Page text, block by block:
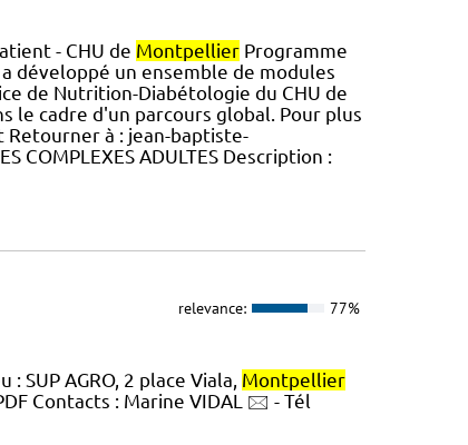
- CHU de MontpellierProgramme
développé un ensemble de modules
de Nutrition-Diabétologie du CHU de
le cadre d'un parcours global. Pour plus
Retourner à : jean-baptiste-
COMPLEXES ADULTES Description :
relevance: 77%
SUP AGRO, 2 place Viala, Montpellier
Contacts : Marine VIDAL 🖂 - Tél